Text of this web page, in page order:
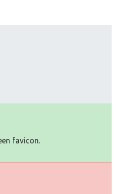
favicon.